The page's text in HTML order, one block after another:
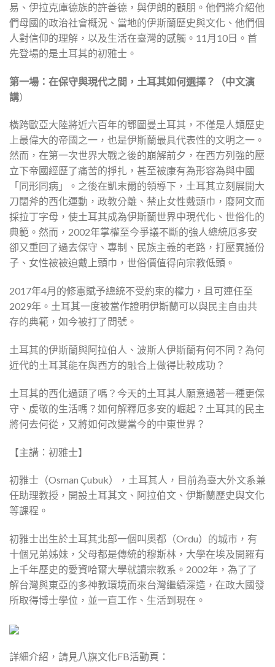
易、伊拉克庫德族的許善德，與伊朗的顧朋。他們將介紹他
們母國的政治社會概況、當地的伊斯蘭歷史與文化、他們個
人對信仰的理解，以及生活在臺灣的感觸。11月10日。首
先登場的是土耳其的初雅士。
第一場：在保守與現代之間，土耳其如何選擇？（中文演
講）
橫跨歐亞大陸將近六百年的鄂圖曼土耳其，不僅是人類歷史
上最偉大的帝國之一，也是伊斯蘭最具代表性的文明之一。
然而，在第一次世界大戰之後的崩解前夕，在西方列強的壓
立下帝國經歷了痛苦的掙扎，甚至被康有為形容為與中國
「同形同病」。之後在凱末爾的領導下，土耳其立刻展開大
刀闊斧的西化運動，政教分離、禁止女性戴頭巾，廢阿文而
採拉丁字母，使土耳其成為伊斯蘭世界中現代化、世俗化的
典範。然而，2002年掌權至今爭議不斷的強人總統厄多安
卻又重回了過去保守、專制、民族主義的老路，打壓異議份
子、女性被被迫戴上頭巾，世俗價值得向宗教低頭。
2017年4月的修憲賦予總統不受約束的權力，且可連任至
2029年。土耳其一度被當作證明伊斯蘭可以與民主自由共
存的典範，如今被打了問號。
土耳其的伊斯蘭與阿拉伯人、波斯人伊斯蘭有何不同？為何
近代的土耳其能在與西方的融合上做得比較成功？
土耳其的西化過頭了嗎？今天的土耳其人願意過著一種更保
守、虔敬的生活嗎？如何解釋厄多安的崛起？土耳其的民主
將何去何從，又將如何改變當今的中東世界？
【主講：初雅士】
初雅士（Osman Çubuk），土耳其人，目前為臺大外文系兼
任助理教授，開設土耳其文、阿拉伯文、伊斯蘭歷史與文化
等課程。
初雅士出生於土耳其北部一個叫奧都（Ordu）的城市，有
十個兄弟姊妹，父母都是傳統的穆斯林，大學在埃及開羅有
上千年歷史的愛資哈爾大學就讀宗教系。2002年，為了了
解台灣與東亞的多神教環境而來台灣繼續深造，在政大國發
所取得博士學位，並一直工作、生活到現在。
詳細介紹，請見八旗文化FB活動頁：